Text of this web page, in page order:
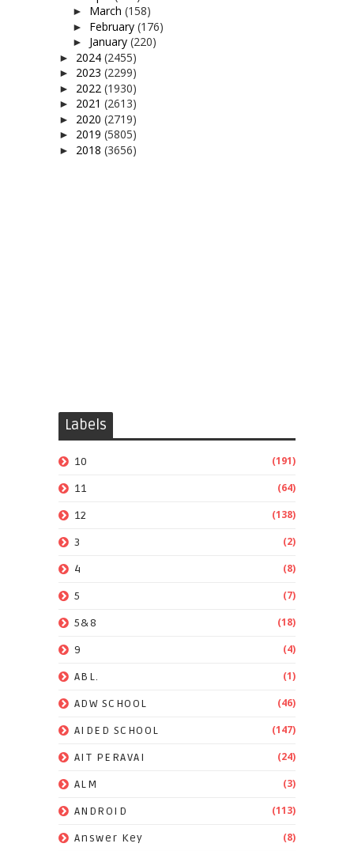
► March (158)
► February (176)
► January (220)
► 2024 (2455)
► 2023 (2299)
► 2022 (1930)
► 2021 (2613)
► 2020 (2719)
► 2019 (5805)
► 2018 (3656)
Labels
10 (191)
11 (64)
12 (138)
3 (2)
4 (8)
5 (7)
5&8 (18)
9 (4)
ABL. (1)
ADW SCHOOL (46)
AIDED SCHOOL (147)
AIT PERAVAI (24)
ALM (3)
ANDROID (113)
Answer Key (8)